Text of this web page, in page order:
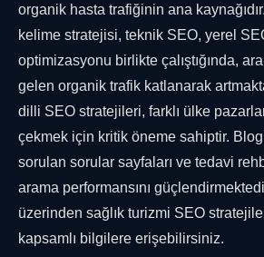
organik hasta trafiğinin ana
kelime stratejisi, teknik SEO, yerel
optimizasyonu birlikte çalıştığında,
gelen organik trafik katlanarak
dilli SEO stratejileri, farklı ülke
çekmek için kritik öneme sahiptir.
sorulan sorular sayfaları ve tedavi
arama performansını
üzerinden sağlık turizmi SEO
kapsamlı bilgilere erişebilirsiniz.